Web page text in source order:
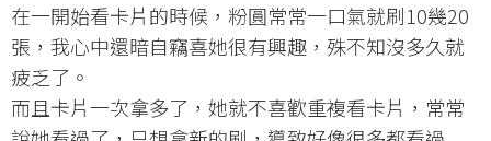
在一開始看卡片的時候，粉圓常常一口氣就刷10幾20
張，我心中還暗自竊喜她很有興趣，殊不知沒多久就
疲乏了。
而且卡片一次拿多了，她就不喜歡重複看卡片，常常